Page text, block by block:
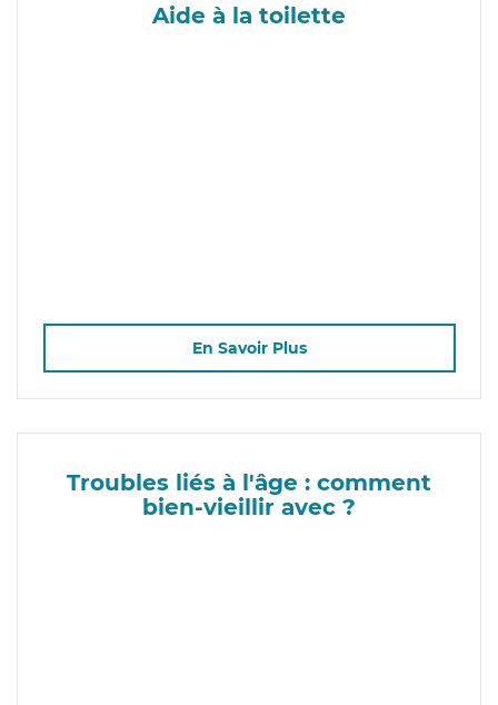
Aide à la toilette
En Savoir Plus
Troubles liés à l'âge : comment
bien-vieillir avec ?